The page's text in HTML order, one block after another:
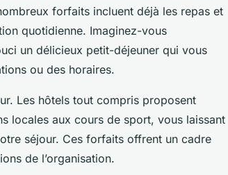
forfaits incluent déjà les repas et
quotidienne. Imaginez-vous
un délicieux petit-déjeuner qui vous
ou des horaires.
Les hôtels tout compris proposent
locales aux cours de sport, vous laissant
séjour. Ces forfaits offrent un cadre
de l’organisation.